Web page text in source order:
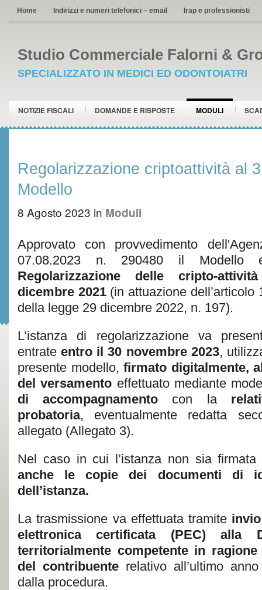
Home Indirizzi e numeri telefonici – email Irap e professionisti
Studio Commerciale Falorni &
SPECIALIZZATO IN MEDICI ED ODONTOIATRI
NOTIZIE FISCALI DOMANDE E RISPOSTE MODULI
Regolarizzazione criptoattività al
Modello
8 Agosto 2023 in Moduli
Approvato con provvedimento
07.08.2023 n. 290480 il
Regolarizzazione delle cripto-
dicembre 2021(in attuazione dell’articolo
della legge 29 dicembre 2022, n. 197).
L’istanza di regolarizzazione va
entrate entro il 30 novembre 2023,
presente modello, firmato digitalmente,
del versamento effettuato mediante
di accompagnamento con la
probatoria, eventualmente redatta
allegato (Allegato 3).
Nel caso in cui l’istanza non sia firmata
anche le copie dei documenti di
dell’istanza.
La trasmissione va effettuata tramite
elettronica certificata (PEC) alla
territorialmente competente in
del contribuente relativo all’ultimo
dalla procedura.